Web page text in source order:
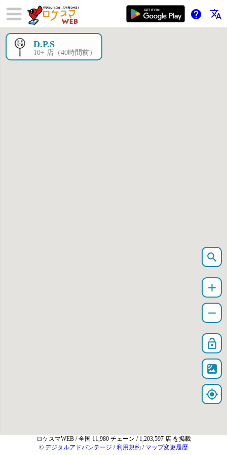
help translate
D.P.S
10+ 店（40時間前）
search
add
remove
lock_open
satellite
my_location
ロケスマWEB / 全国 11,980 チェーン / 1,203,597 店 を掲載
© デジタルアドバンテージ /利用規約 / マップ変更履歴